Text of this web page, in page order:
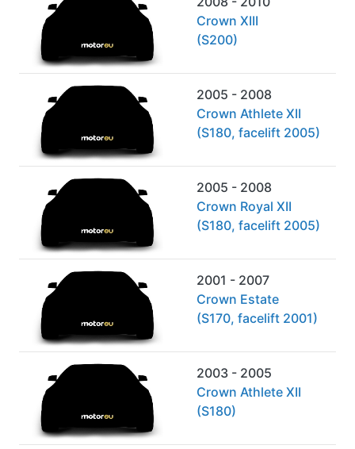
Crown XIII
(S200)
2005 - 2008
Crown Athlete XII
(S180, facelift 2005)
2005 - 2008
Crown Royal XII
(S180, facelift 2005)
2001 - 2007
Crown Estate
(S170, facelift 2001)
2003 - 2005
Crown Athlete XII
(S180)